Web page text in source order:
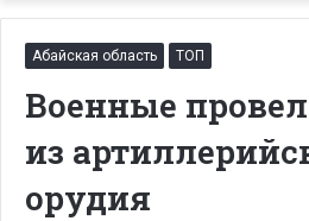
Абайская область ТОП
Военные
из
орудия